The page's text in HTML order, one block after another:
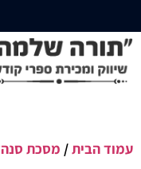
עמוד הבית/ מסכת